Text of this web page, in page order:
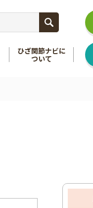
ひざ関節ナビに
ついて